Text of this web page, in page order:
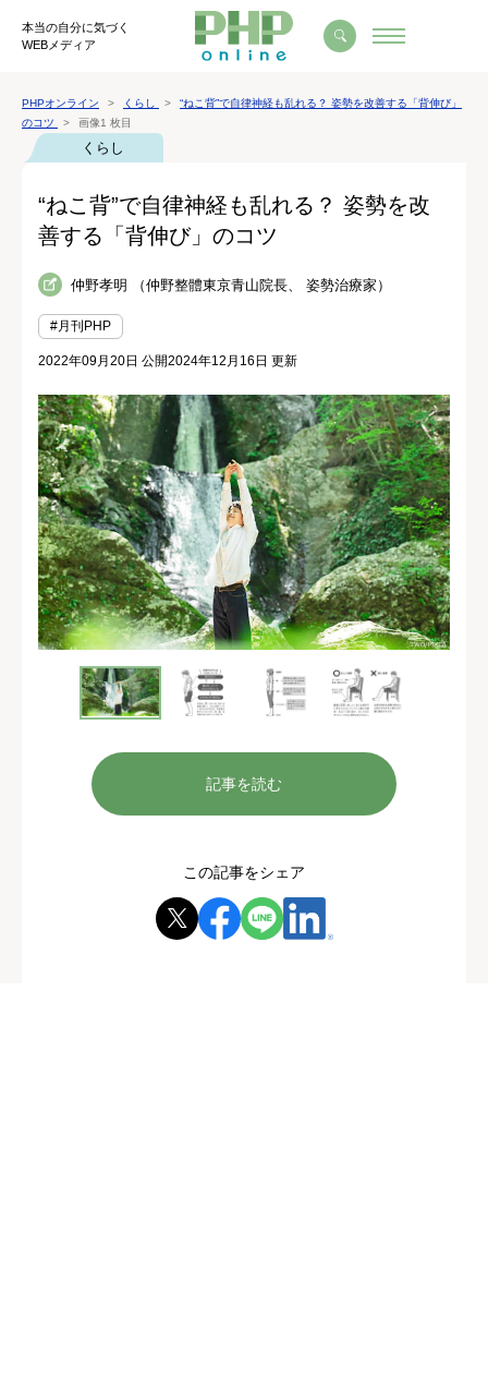
本当の自分に気づく
WEBメディア
PHPオンライン くらし
“ねこ背”で自律神経も乱れる？ 姿勢を改善する「背伸び」
のコツ
画像1 枚目
くらし
“ねこ背”で自律神経も乱れる？ 姿勢を改
善する「背伸び」のコツ
仲野孝明 （仲野整體東京青山院長、 姿勢治療家）
#月刊PHP
2022年09月20日 公開2024年12月16日 更新
記事を読む
この記事をシェア